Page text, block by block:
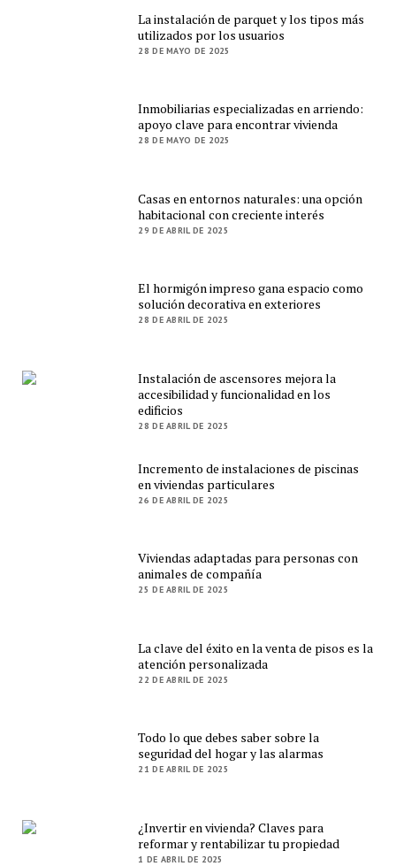
La instalación de parquet y los tipos más
utilizados por los usuarios
28 DE MAYO DE 2025
Inmobiliarias especializadas en arriendo:
apoyo clave para encontrar vivienda
28 DE MAYO DE 2025
Casas en entornos naturales: una opción
habitacional con creciente interés
29 DE ABRIL DE 2025
El hormigón impreso gana espacio como
solución decorativa en exteriores
28 DE ABRIL DE 2025
Instalación de ascensores mejora la
accesibilidad y funcionalidad en los
edificios
28 DE ABRIL DE 2025
Incremento de instalaciones de piscinas
en viviendas particulares
26 DE ABRIL DE 2025
Viviendas adaptadas para personas con
animales de compañía
25 DE ABRIL DE 2025
La clave del éxito en la venta de pisos es la
atención personalizada
22 DE ABRIL DE 2025
Todo lo que debes saber sobre la
seguridad del hogar y las alarmas
21 DE ABRIL DE 2025
¿Invertir en vivienda? Claves para
reformar y rentabilizar tu propiedad
1 DE ABRIL DE 2025